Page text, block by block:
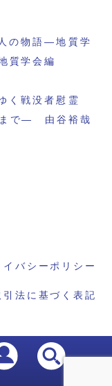
の物語―地質学
質学会編
く戦没者慰霊
まで― 由谷裕哉
イバシーポリシー
引法に基づく表記